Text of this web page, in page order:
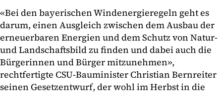
«Bei den bayerischen Windenergieregeln geht es
darum, einen Ausgleich zwischen dem Ausbau der
erneuerbaren Energien und dem Schutz von Natur-
und Landschaftsbild zu finden und dabei auch die
Bürgerinnen und Bürger mitzunehmen»,
rechtfertigte CSU-Bauminister Christian Bernreiter
seinen Gesetzentwurf, der wohl im Herbst in die